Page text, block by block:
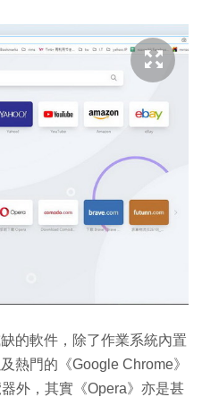
的軟件，除了作業系統內置
熱門的《Google Chrome》
外，其實《Opera》亦是甚